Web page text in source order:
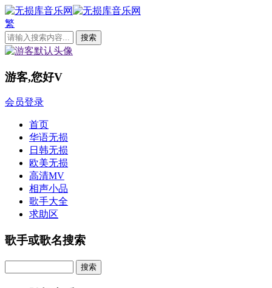
繁
游客,您好V
会员登录
首页
华语无损
日韩无损
欧美无损
高清MV
相声小品
歌手大全
求助区
歌手或歌名搜索